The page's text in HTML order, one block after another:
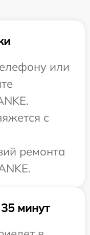
или
с
ремонта
минут